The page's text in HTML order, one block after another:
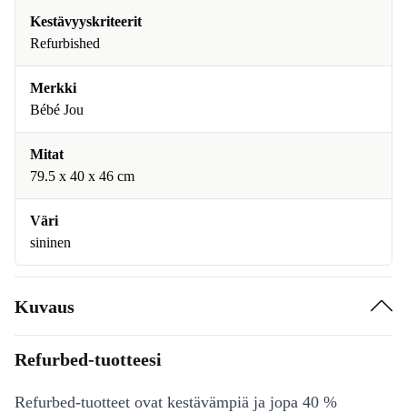
Kestävyyskriteerit
Refurbished
Merkki
Bébé Jou
Mitat
79.5 x 40 x 46 cm
Väri
sininen
Kuvaus
Refurbed-tuotteesi
Refurbed-tuotteet ovat kestävämpiä ja jopa 40 %